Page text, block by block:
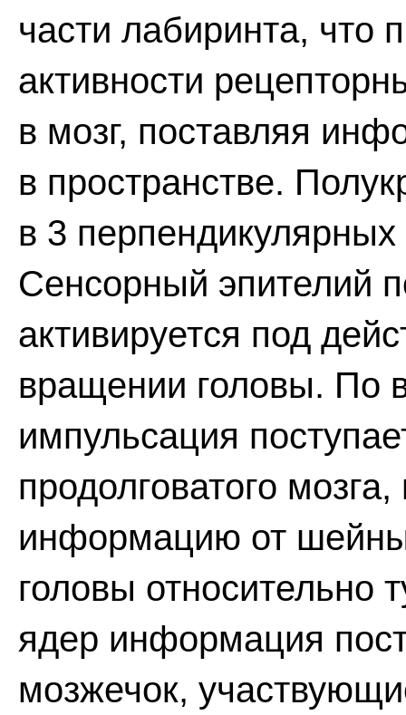
части лабиринта, что
активности
в мозг, поставляя
в пространстве.
в 3 перпендикулярных
Сенсорный эпителий
активируется под
вращении головы. По
импульсация
продолговатого
информацию от
головы относительно
ядер информация
мозжечок,